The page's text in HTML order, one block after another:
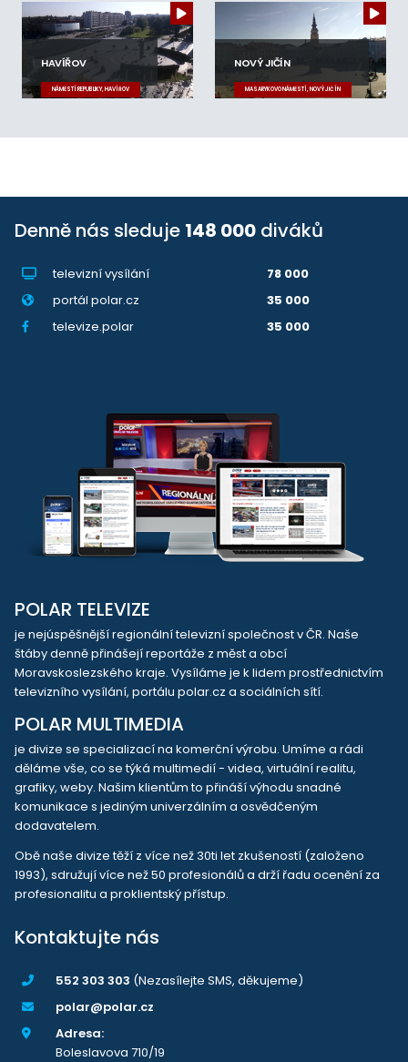
HAVÍŘOV
NÁMĚSTÍ REPUBLIKY, HAVÍŘOV
NOVÝ JIČÍN
MASARYKOVO NÁMĚSTÍ, NOVÝ JIČÍN
Denně nás sleduje 148 000 diváků
televizní vysílání
78 000
portál polar.cz
35 000
televize.polar
35 000
POLAR TELEVIZE
je nejúspěšnější regionální televizní společnost v ČR. Naše
štáby denně přinášejí reportáže z měst a obcí
Moravskoslezského kraje. Vysíláme je k lidem prostřednictvím
televizního vysílání, portálu polar.cz a sociálních sítí.
POLAR MULTIMEDIA
je divize se specializací na komerční výrobu. Umíme a rádi
děláme vše, co se týká multimedií - videa, virtuální realitu,
grafiky, weby. Našim klientům to přináší výhodu snadné
komunikace s jediným univerzálním a osvědčeným
dodavatelem.
Obě naše divize těží z více než 30ti let zkušeností (založeno
1993), sdružují více než 50 profesionálů a drží řadu ocenění za
profesionalitu a proklientský přístup.
Kontaktujte nás
552 303 303 (Nezasílejte SMS, děkujeme)
polar@polar.cz
Adresa:
Boleslavova 710/19